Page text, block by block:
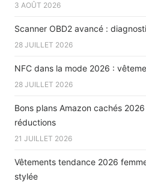
3 AOÛT 2026
Scanner OBD2 avancé :
28 JUILLET 2026
NFC dans la mode 2026 :
28 JUILLET 2026
Bons plans Amazon cachés
réductions
21 JUILLET 2026
Vêtements tendance 2026
stylée